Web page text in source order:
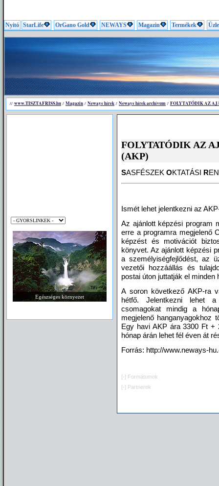
Nyitó StarLife OrGano Gold NEWAYS Magazin Termékek
// www.TISZTAFRISS.hu / Magazin / Neways hírek / Neways hírek archívum / FOLYTATÓDIK AZ
Egészséges környezet
FOLYTATÓDIK AZ
(AKP)
SASFÉSZEK OKTATÁSI R
Ismét lehet jelentkezni az
Az ajánlott képzési program
erre a programra megjelenő
képzést és motivációt
könyvet. Az ajánlott képzési
a személyiségfejlődést, az
vezetői hozzáállás és
postai úton juttatják el minden
A soron következő AKP-ra
hétfő. Jelentkezni lehet a
csomagokat mindig a
megjelenő hanganyagokhoz
Egy havi AKP ára 3300 Ft +
hónap árán lehet fél éven át
Forrás: http://www.neways-
[-] Formátumok
[-] Partnerek